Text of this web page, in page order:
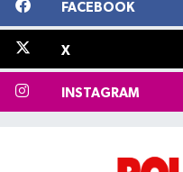
FACEBOOK
X
INSTAGRAM